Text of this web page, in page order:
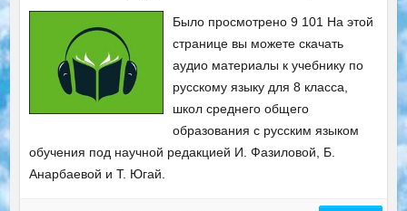
Было просмотрено 9 101 На этой
странице вы можете скачать
аудио материалы к учебнику по
русскому языку для 8 класса,
школ среднего общего
образования с русским языком
обучения под научной редакцией И. Фазиловой, Б.
Анарбаевой и Т. Югай.